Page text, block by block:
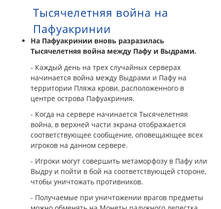
Тысячелетняя война на
Пафуакринии
На Пафуакринии вновь разразилась
Тысячелетняя война между Пафу и Выдрами.
- Каждый день на трех случайных серверах
начинается война между Выдрами и Пафу на
территории Пляжа крови, расположенного в
центре острова Пафуакриния.
- Когда на сервере начинается Тысячелетняя
война, в верхней части экрана отображается
соответствующее сообщение, оповещающее всех
игроков на данном сервере.
- Игроки могут совершить метаморфозу в Пафу или
Выдру и пойти в бой на соответствующей стороне,
чтобы уничтожать противников.
- Получаемые при уничтожении врагов предметы